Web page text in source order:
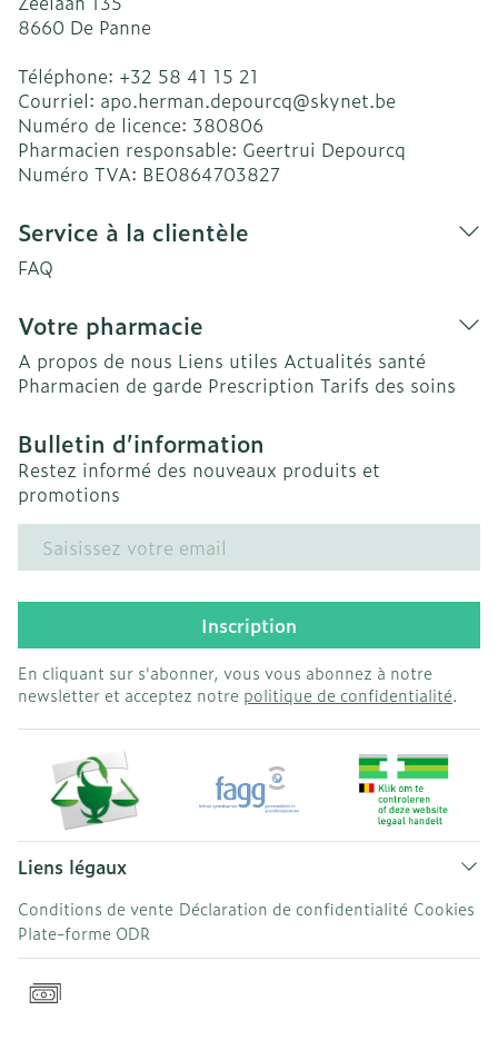
8660 De Panne
Téléphone: +32 58 41 15 21
Courriel: apo.herman.depourcq@skynet.be
Numéro de licence: 380806
Pharmacien responsable: Geertrui Depourcq
Numéro TVA: BE0864703827
Service à la clientèle
FAQ
Votre pharmacie
A propos de nous Liens utiles Actualités santé
Pharmacien de garde Prescription Tarifs des soins
Bulletin d’information
Restez informé des nouveaux produits et
promotions
Adresse mail
Inscription
En cliquant sur s'abonner, vous vous abonnez à notre
newsletter et acceptez notre politique de confidentialité.
Liens légaux
Conditions de vente Déclaration de confidentialité Cookies
Plate-forme ODR